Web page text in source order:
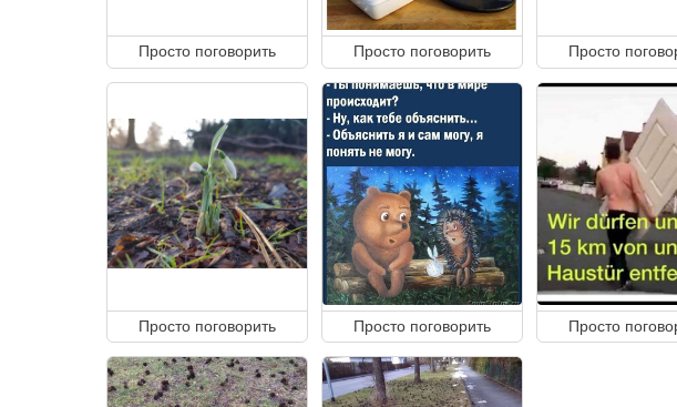
Просто поговорить Просто поговорить Просто
Просто поговорить Просто поговорить Просто